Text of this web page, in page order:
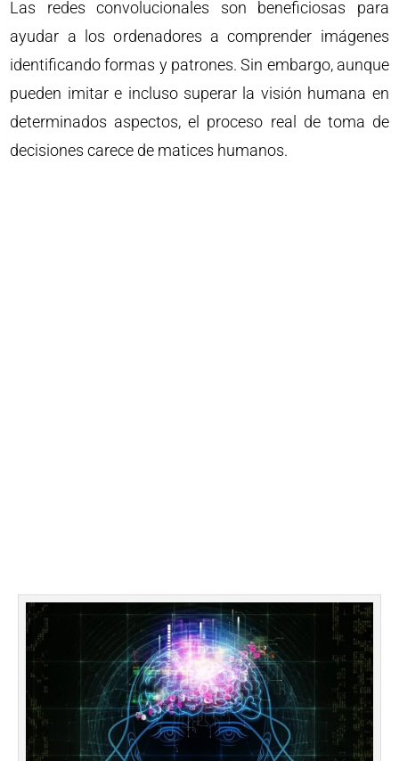
Las redes convolucionales son beneficiosas para
ayudar a los ordenadores a comprender imágenes
identificando formas y patrones. Sin embargo, aunque
pueden imitar e incluso superar la visión humana en
determinados aspectos, el proceso real de toma de
decisiones carece de matices humanos.